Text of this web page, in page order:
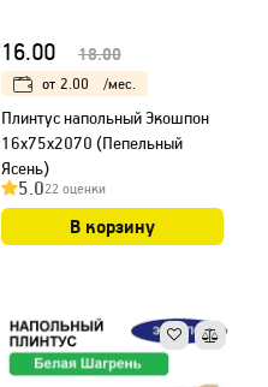
16.00 18.00
от 2.00 /мес.
Плинтус напольный Экошпон
16х75х2070 (Пепельный
Ясень)
5.022 оценки
В корзину